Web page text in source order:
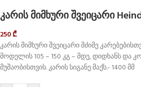
კარის მიმხური შვეიცარი
250₾
კარის მიმხური შვეიცარი მძიმე
მოდელის 105 – 150 კგ – მდე, დიდხანს
მუშაობისთვის. კარის სიგანე მაქს.- 1400 მმ